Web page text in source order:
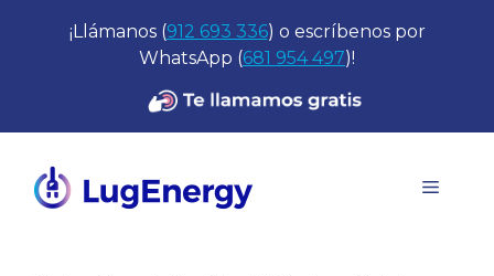
¡Llámanos (912 693 336) o escríbenos por
WhatsApp (681 954 497)!
Menú